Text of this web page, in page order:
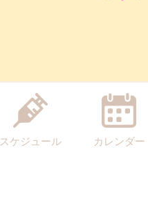
スケジュール カレンダー